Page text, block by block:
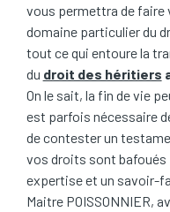
vous permettra de
domaine particulier du
tout ce qui entoure la
du droit des héritiers
On le sait, la fin de vie
est parfois nécessaire
de contester un
vos droits sont bafoués
expertise et un savoir-
Maitre POISSONNIER,